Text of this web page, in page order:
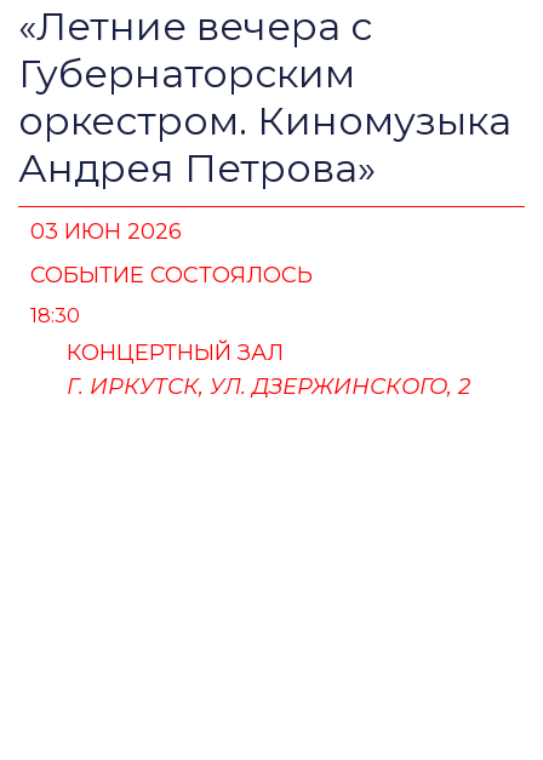
«Летние вечера с
Губернаторским
оркестром. Киномузыка
Андрея Петрова»
03 ИЮН 2026
СОБЫТИЕ СОСТОЯЛОСЬ
18:30
КОНЦЕРТНЫЙ ЗАЛ
Г. ИРКУТСК, УЛ. ДЗЕРЖИНСКОГО, 2